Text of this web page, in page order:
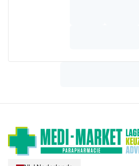
Bevat DHA, in overeenstemming
Heb je vragen over je eigen voeding,
van je kindje? Onze